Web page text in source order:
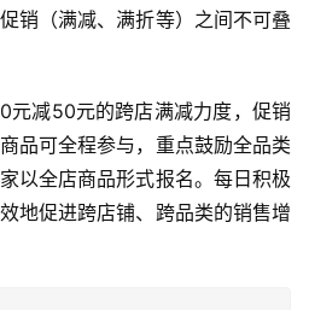
销（满减、满折等）之间不可叠
元减50元的跨店满减力度，促销
品可全程参与，重点鼓励全品类
以全店商品形式报名。每日积极
地促进跨店铺、跨品类的销售增